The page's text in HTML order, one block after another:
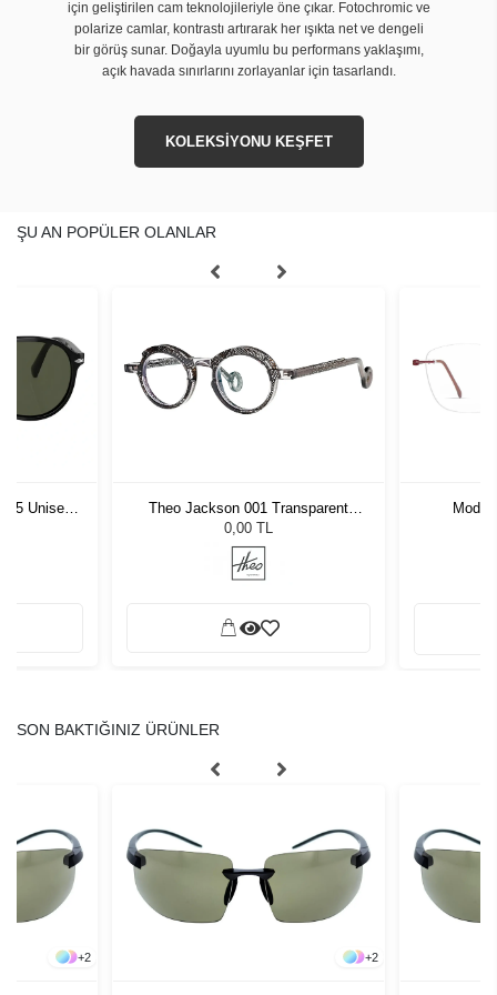
için geliştirilen cam teknolojileriyle öne çıkar. Fotochromic ve
polarize camlar, kontrastı artırarak her ışıkta net ve dengeli
bir görüş sunar. Doğayla uyumlu bu performans yaklaşımı,
açık havada sınırlarını zorlayanlar için tasarlandı.
KOLEKSİYONU KEŞFET
ŞU AN POPÜLER OLANLAR
55 Unisex
Theo Jackson 001 Transparent
Graphite Grey
0,00 TL
Modo
SON BAKTIĞINIZ ÜRÜNLER
+2 +2